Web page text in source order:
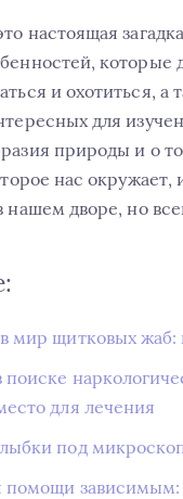
настоящая
которые
и охотиться,
для
природы и о
нас
дворе, но
мир щитковых жаб:
поиске
для лечения
под
помощи зависимым: